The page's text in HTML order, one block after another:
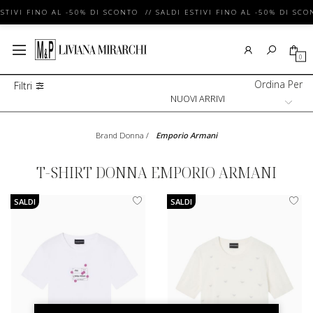
FINO AL -50% DI SCONTO // SALDI ESTIVI FINO AL -50% DI
0
Filtri Ordina Per
Brand Donna / Emporio Armani
T-SHIRT DONNA EMPORIO ARMANI
SALDI SALDI